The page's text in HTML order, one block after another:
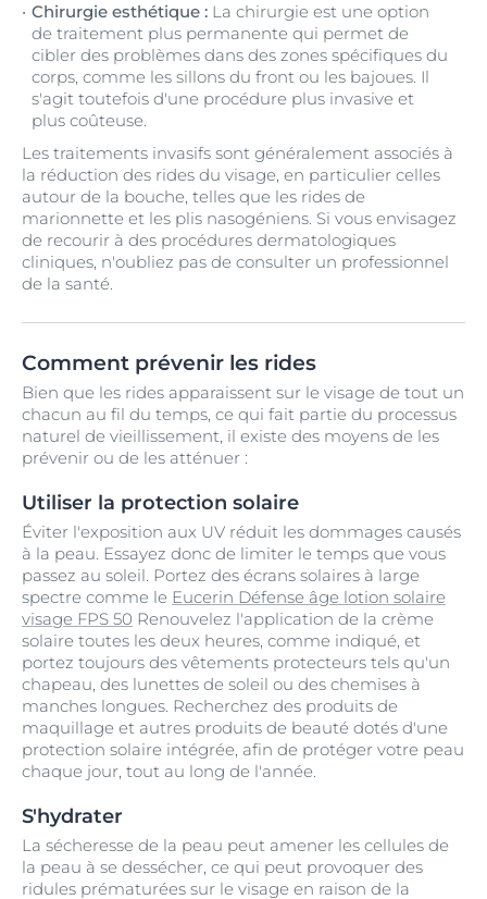
Chirurgie esthétique : La chirurgie est une option
de traitement plus permanente qui permet de
cibler des problèmes dans des zones spécifiques du
corps, comme les sillons du front ou les bajoues. Il
s'agit toutefois d'une procédure plus invasive et
plus coûteuse.
Les traitements invasifs sont généralement associés à
la réduction des rides du visage, en particulier celles
autour de la bouche, telles que les rides de
marionnette et les plis nasogéniens. Si vous envisagez
de recourir à des procédures dermatologiques
cliniques, n'oubliez pas de consulter un professionnel
de la santé.
Comment prévenir les rides
Bien que les rides apparaissent sur le visage de tout un
chacun au fil du temps, ce qui fait partie du processus
naturel de vieillissement, il existe des moyens de les
prévenir ou de les atténuer :
Utiliser la protection solaire
Éviter l'exposition aux UV réduit les dommages causés
à la peau. Essayez donc de limiter le temps que vous
passez au soleil. Portez des écrans solaires à large
spectre comme le Eucerin Défense âge lotion solaire
visage FPS 50 Renouvelez l'application de la crème
solaire toutes les deux heures, comme indiqué, et
portez toujours des vêtements protecteurs tels qu'un
chapeau, des lunettes de soleil ou des chemises à
manches longues. Recherchez des produits de
maquillage et autres produits de beauté dotés d'une
protection solaire intégrée, afin de protéger votre peau
chaque jour, tout au long de l'année.
S'hydrater
La sécheresse de la peau peut amener les cellules de
la peau à se dessécher, ce qui peut provoquer des
ridules prématurées sur le visage en raison de la